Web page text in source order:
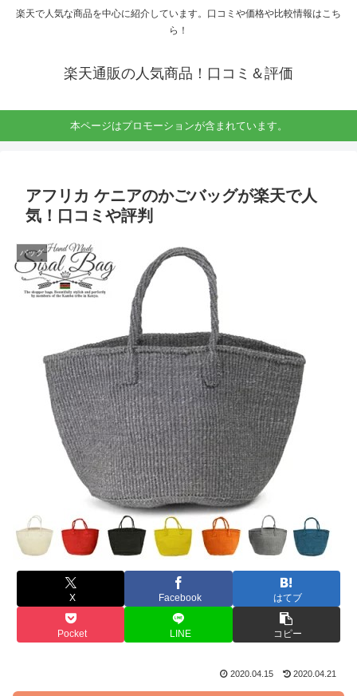
楽天で人気な商品を中心に紹介しています。口コミや価格や比較情報はこち
ら！
楽天通販の人気商品！口コミ＆評価
本ページはプロモーションが含まれています。
アフリカ ケニアのかごバッグが楽天で人
気！口コミや評判
バッグ
X Facebook はてブ
Pocket LINE コピー
2020.04.15 2020.04.21